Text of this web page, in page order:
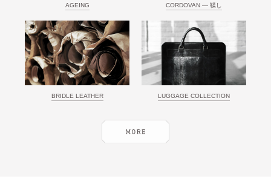
AGEING CORDOVAN ― 鞣し
BRIDLE LEATHER LUGGAGE COLLECTION